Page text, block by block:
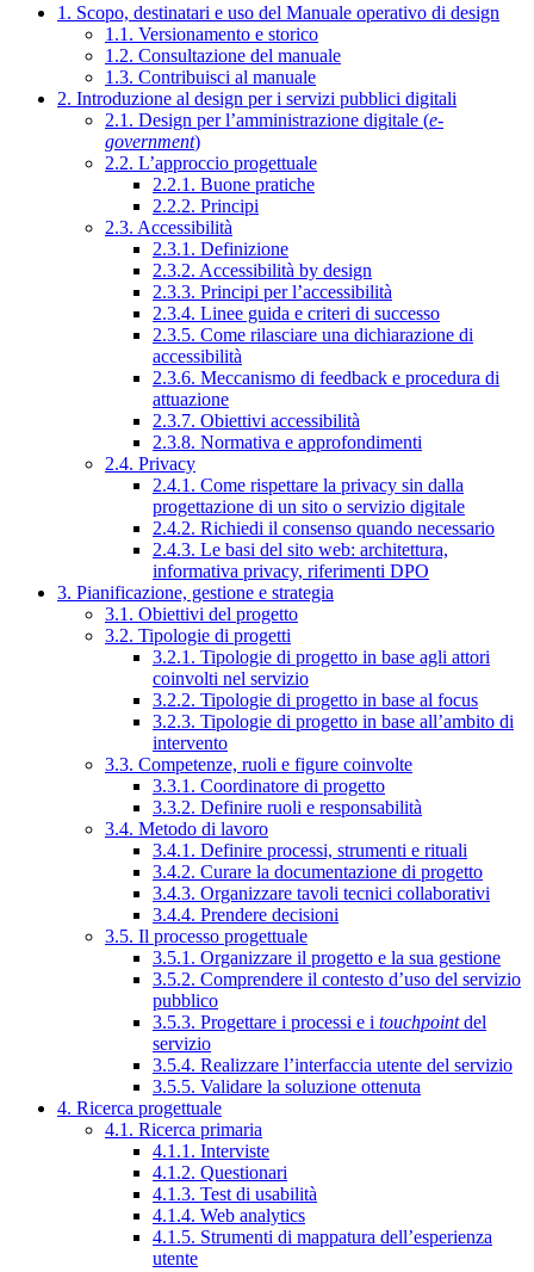
1. Scopo, destinatari e uso del Manuale operativo di design
1.1. Versionamento e storico
1.2. Consultazione del manuale
1.3. Contribuisci al manuale
2. Introduzione al design per i servizi pubblici digitali
2.1. Design per l’amministrazione digitale (e-
government)
2.2. L’approccio progettuale
2.2.1. Buone pratiche
2.2.2. Principi
2.3. Accessibilità
2.3.1. Definizione
2.3.2. Accessibilità by design
2.3.3. Principi per l’accessibilità
2.3.4. Linee guida e criteri di successo
2.3.5. Come rilasciare una dichiarazione di
accessibilità
2.3.6. Meccanismo di feedback e procedura di
attuazione
2.3.7. Obiettivi accessibilità
2.3.8. Normativa e approfondimenti
2.4. Privacy
2.4.1. Come rispettare la privacy sin dalla
progettazione di un sito o servizio digitale
2.4.2. Richiedi il consenso quando necessario
2.4.3. Le basi del sito web: architettura,
informativa privacy, riferimenti DPO
3. Pianificazione, gestione e strategia
3.1. Obiettivi del progetto
3.2. Tipologie di progetti
3.2.1. Tipologie di progetto in base agli attori
coinvolti nel servizio
3.2.2. Tipologie di progetto in base al focus
3.2.3. Tipologie di progetto in base all’ambito di
intervento
3.3. Competenze, ruoli e figure coinvolte
3.3.1. Coordinatore di progetto
3.3.2. Definire ruoli e responsabilità
3.4. Metodo di lavoro
3.4.1. Definire processi, strumenti e rituali
3.4.2. Curare la documentazione di progetto
3.4.3. Organizzare tavoli tecnici collaborativi
3.4.4. Prendere decisioni
3.5. Il processo progettuale
3.5.1. Organizzare il progetto e la sua gestione
3.5.2. Comprendere il contesto d’uso del servizio
pubblico
3.5.3. Progettare i processi e i touchpointdel
servizio
3.5.4. Realizzare l’interfaccia utente del servizio
3.5.5. Validare la soluzione ottenuta
4. Ricerca progettuale
4.1. Ricerca primaria
4.1.1. Interviste
4.1.2. Questionari
4.1.3. Test di usabilità
4.1.4. Web analytics
4.1.5. Strumenti di mappatura dell’esperienza
utente